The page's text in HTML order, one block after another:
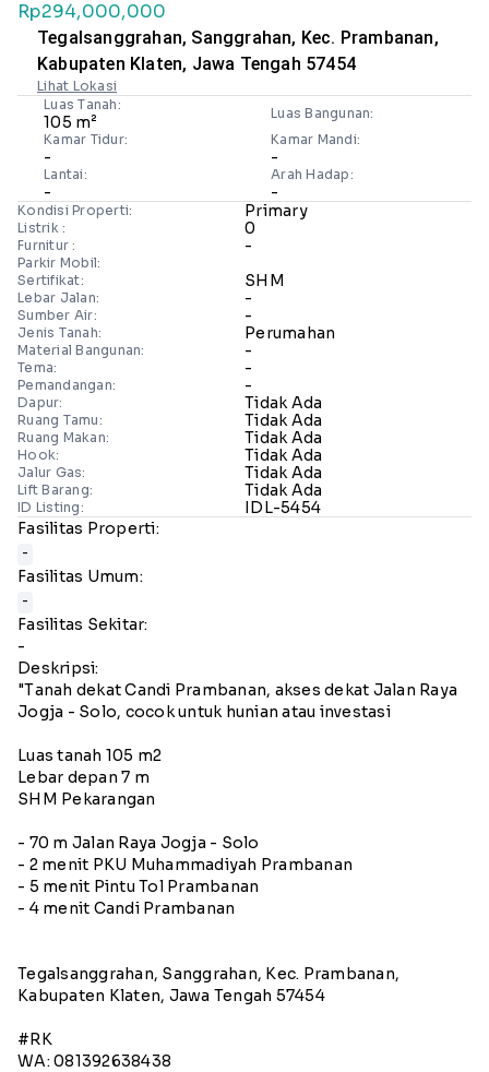
Rp294,000,000
Tegalsanggrahan, Sanggrahan, Kec. Prambanan,
Kabupaten Klaten, Jawa Tengah 57454
Lihat Lokasi
Luas Tanah:
105 m²
Luas Bangunan:
Kamar Tidur:
-
Kamar Mandi:
-
Lantai:
-
Arah Hadap:
-
Kondisi Properti: Primary
Listrik : 0
Furnitur : -
Parkir Mobil:
Sertifikat:
SHM
Lebar Jalan: -
Sumber Air: -
Jenis Tanah: Perumahan
Material Bangunan: -
Tema: -
Pemandangan: -
Dapur: Tidak Ada
Ruang Tamu: Tidak Ada
Ruang Makan: Tidak Ada
Hook: Tidak Ada
Jalur Gas: Tidak Ada
Lift Barang: Tidak Ada
ID Listing:
IDL-5454
Fasilitas Properti:
-
Fasilitas Umum:
-
Fasilitas Sekitar:
-
Deskripsi:
"Tanah dekat Candi Prambanan, akses dekat Jalan Raya
Jogja - Solo, cocok untuk hunian atau investasi
Luas tanah 105 m2
Lebar depan 7 m
SHM Pekarangan
- 70 m Jalan Raya Jogja - Solo
- 2 menit PKU Muhammadiyah Prambanan
- 5 menit Pintu Tol Prambanan
- 4 menit Candi Prambanan
Tegalsanggrahan, Sanggrahan, Kec. Prambanan,
Kabupaten Klaten, Jawa Tengah 57454
#RK
WA: 081392638438